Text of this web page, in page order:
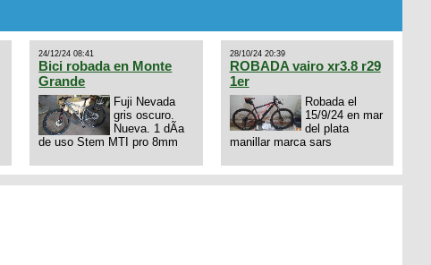
por drone de la marca Dji, les
interesa 3434568861 saludos
24/12/24 08:41
Bici robada en Monte
Grande
Fuji Nevada
gris oscuro.
Nueva. 1 dÃ­a
de uso Stem MTI pro 8mm
28/10/24 20:39
ROBADA vairo xr3.8 r29
1er
Robada el
15/9/24 en mar
del plata
manillar marca sars